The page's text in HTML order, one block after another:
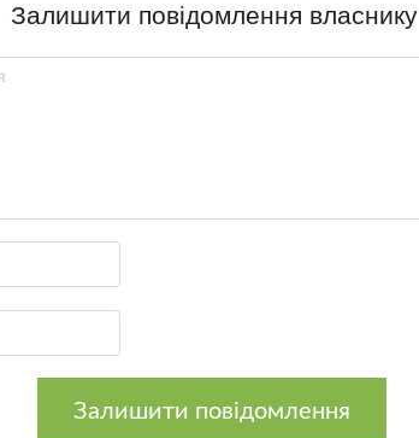
Залишити повідомлення власнику
Залишити повідомлення